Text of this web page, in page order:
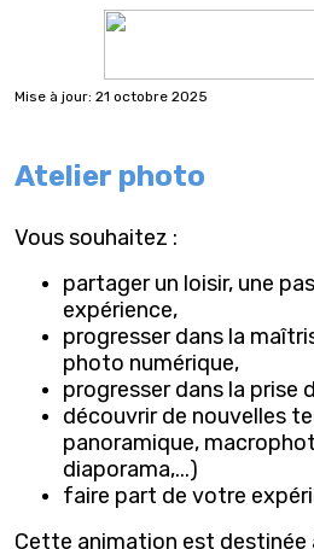
Mise à jour: 21 octobre 2025
Atelier photo
Vous souhaitez :
partager un loisir, une
expérience,
progresser dans la
photo numérique,
progresser dans la prise
découvrir de nouvelles
panoramique,
diaporama,...)
faire part de votre
Cette animation est destinée